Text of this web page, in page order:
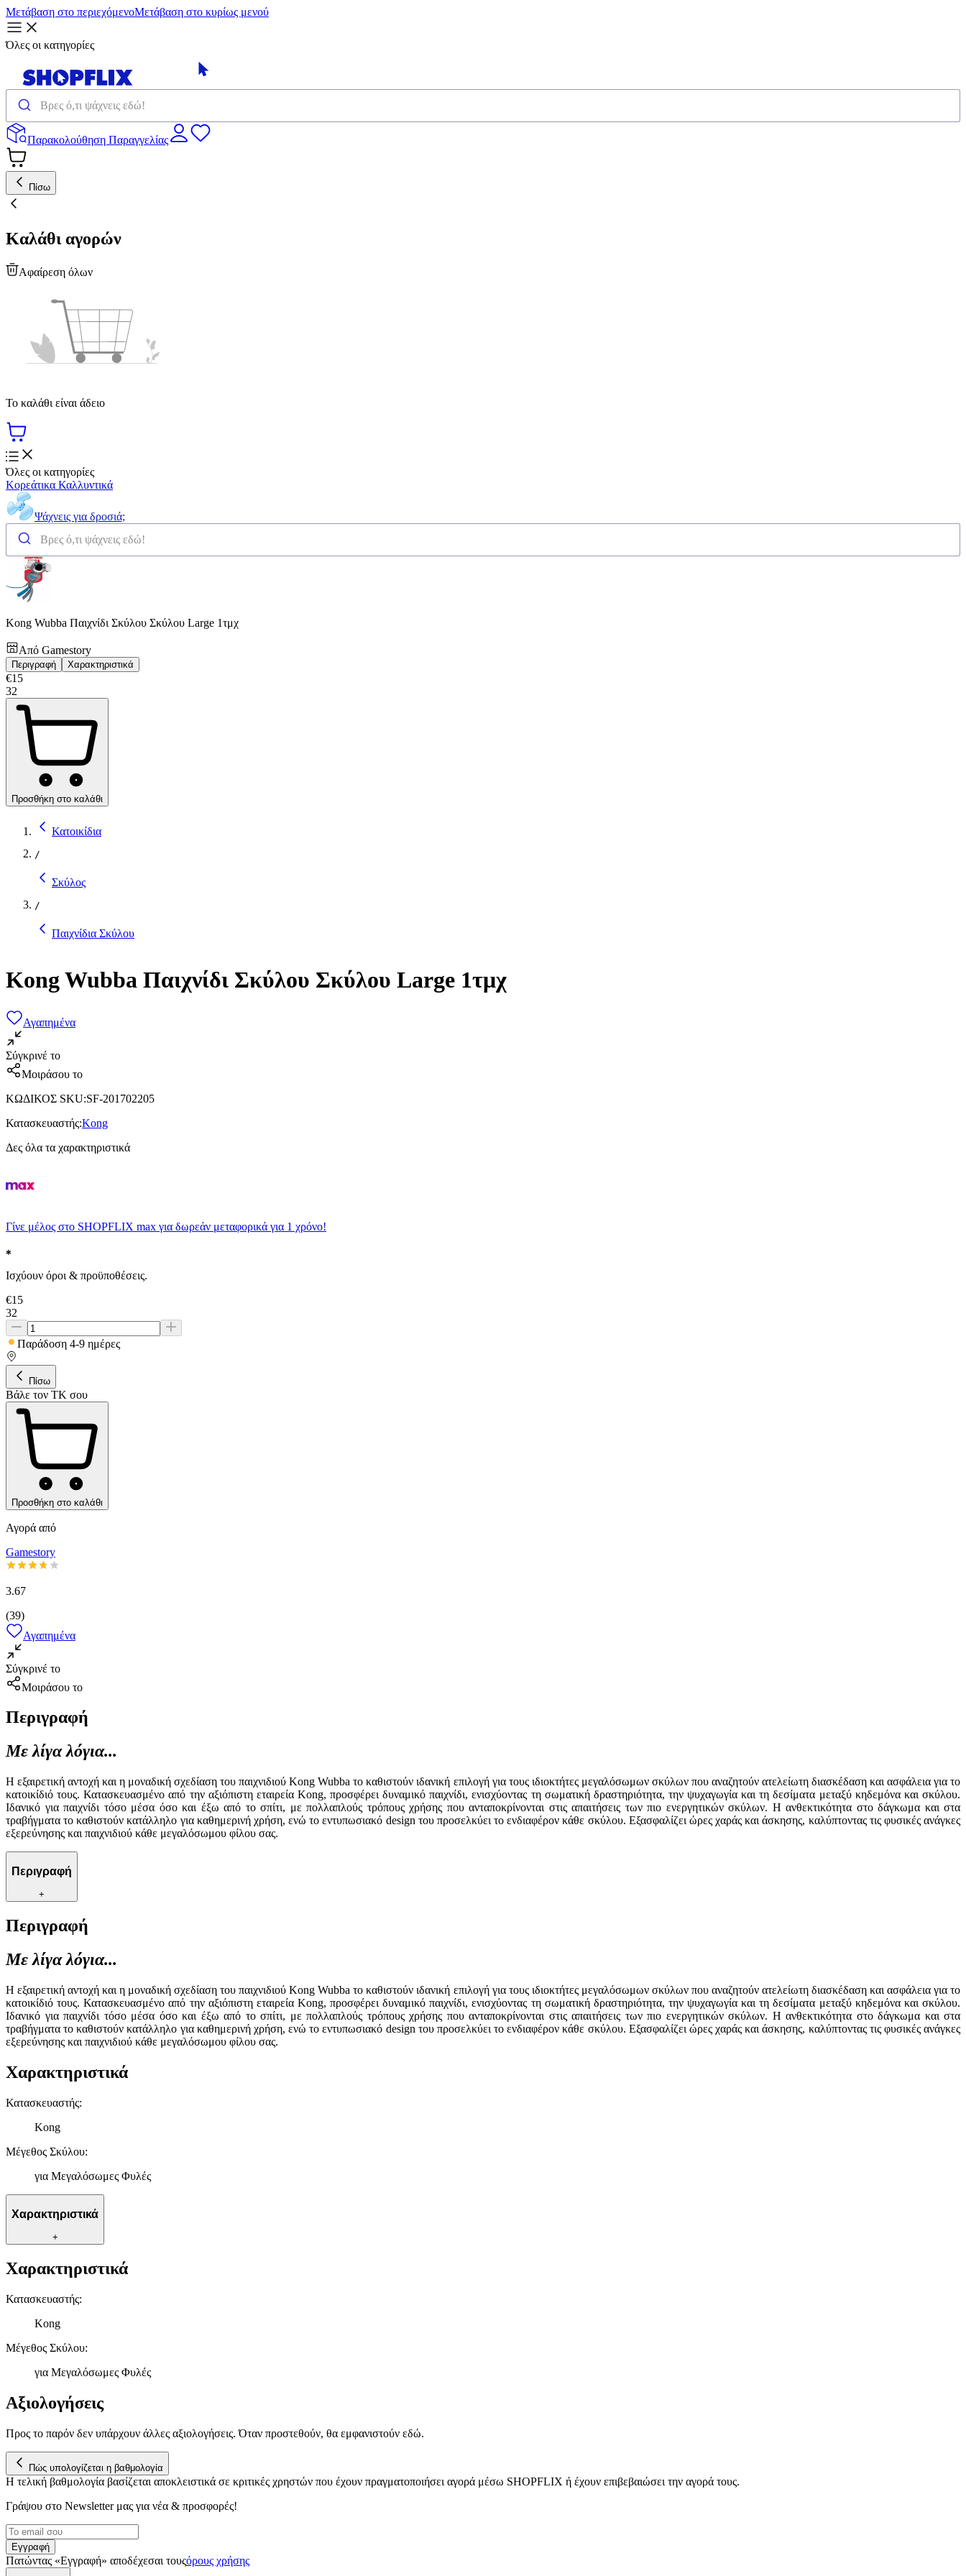
Μετάβαση στο περιεχόμενοΜετάβαση στο κυρίως μενού
Όλες οι κατηγορίες
Παρακολούθηση Παραγγελίας
Πίσω
Καλάθι αγορών
Αφαίρεση όλων
Το καλάθι είναι άδειο
Όλες οι κατηγορίες
Κορεάτικα Καλλυντικά
Ψάχνεις για δροσιά;
Kong Wubba Παιχνίδι Σκύλου Σκύλου Large 1τμχ
Από Gamestory
Περιγραφή Χαρακτηριστικά
€15
32
Προσθήκη στο καλάθι
Κατοικίδια
/
Σκύλος
/
Παιχνίδια Σκύλου
Kong Wubba Παιχνίδι Σκύλου Σκύλου Large 1τμχ
Αγαπημένα
Σύγκρινέ το
Μοιράσου το
ΚΩΔΙΚΟΣ SKU:SF-201702205
Κατασκευαστής:Kong
Δες όλα τα χαρακτηριστικά
Γίνε μέλος στο SHOPFLIX max για δωρεάν μεταφορικά για 1 χρόνο!
Ισχύουν όροι & προϋποθέσεις.
€15
32
Παράδοση 4-9 ημέρες
Πίσω
Βάλε τον ΤΚ σου
Προσθήκη στο καλάθι
Αγορά από
Gamestory
3.67
(39)
Αγαπημένα
Σύγκρινέ το
Μοιράσου το
Περιγραφή
Με λίγα λόγια...
Η εξαιρετική αντοχή και η μοναδική σχεδίαση του παιχνιδιού Kong Wubba το καθιστούν ιδανική επιλογή για τους ιδιοκτήτες μεγαλόσωμων σκύλων που αναζητούν ατελείωτη διασκέδαση και ασφάλεια για το
κατοικίδιό τους. Κατασκευασμένο από την αξιόπιστη εταιρεία Kong, προσφέρει δυναμικό παιχνίδι, ενισχύοντας τη σωματική δραστηριότητα, την ψυχαγωγία και τη δεσίματα μεταξύ κηδεμόνα και σκύλου.
Ιδανικό για παιχνίδι τόσο μέσα όσο και έξω από το σπίτι, με πολλαπλούς τρόπους χρήσης που ανταποκρίνονται στις απαιτήσεις των πιο ενεργητικών σκύλων. Η ανθεκτικότητα στο δάγκωμα και στα
τραβήγματα το καθιστούν κατάλληλο για καθημερινή χρήση, ενώ το εντυπωσιακό design του προσελκύει το ενδιαφέρον κάθε σκύλου. Εξασφαλίζει ώρες χαράς και άσκησης, καλύπτοντας τις φυσικές ανάγκες
εξερεύνησης και παιχνιδιού κάθε μεγαλόσωμου φίλου σας.
Περιγραφή
+
Περιγραφή
Με λίγα λόγια...
Η εξαιρετική αντοχή και η μοναδική σχεδίαση του παιχνιδιού Kong Wubba το καθιστούν ιδανική επιλογή για τους ιδιοκτήτες μεγαλόσωμων σκύλων που αναζητούν ατελείωτη διασκέδαση και ασφάλεια για το
κατοικίδιό τους. Κατασκευασμένο από την αξιόπιστη εταιρεία Kong, προσφέρει δυναμικό παιχνίδι, ενισχύοντας τη σωματική δραστηριότητα, την ψυχαγωγία και τη δεσίματα μεταξύ κηδεμόνα και σκύλου.
Ιδανικό για παιχνίδι τόσο μέσα όσο και έξω από το σπίτι, με πολλαπλούς τρόπους χρήσης που ανταποκρίνονται στις απαιτήσεις των πιο ενεργητικών σκύλων. Η ανθεκτικότητα στο δάγκωμα και στα
τραβήγματα το καθιστούν κατάλληλο για καθημερινή χρήση, ενώ το εντυπωσιακό design του προσελκύει το ενδιαφέρον κάθε σκύλου. Εξασφαλίζει ώρες χαράς και άσκησης, καλύπτοντας τις φυσικές ανάγκες
εξερεύνησης και παιχνιδιού κάθε μεγαλόσωμου φίλου σας.
Χαρακτηριστικά
Κατασκευαστής:
Kong
Μέγεθος Σκύλου:
για Μεγαλόσωμες Φυλές
Χαρακτηριστικά
+
Χαρακτηριστικά
Κατασκευαστής:
Kong
Μέγεθος Σκύλου:
για Μεγαλόσωμες Φυλές
Αξιολογήσεις
Προς το παρόν δεν υπάρχουν άλλες αξιολογήσεις. Όταν προστεθούν, θα εμφανιστούν εδώ.
Πώς υπολογίζεται η βαθμολογία
Η τελική βαθμολογία βασίζεται αποκλειστικά σε κριτικές χρηστών που έχουν πραγματοποιήσει αγορά μέσω SHOPFLIX ή έχουν επιβεβαιώσει την αγορά τους.
Γράψου στο Νewsletter μας για νέα & προσφορές!
Εγγραφή
Πατώντας «Εγγραφή» αποδέχεσαι τουςόρους χρήσης